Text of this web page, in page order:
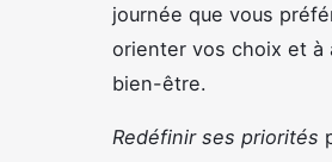
journée que vous
orienter vos choix et à
bien-être.
Redéfinir ses priorités